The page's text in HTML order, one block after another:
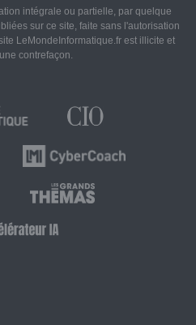
intégrale ou partielle, par quelque
sur ce site, faite sans l'autorisation
LeMondeInformatique.fr est illicite et
contrefaçon.